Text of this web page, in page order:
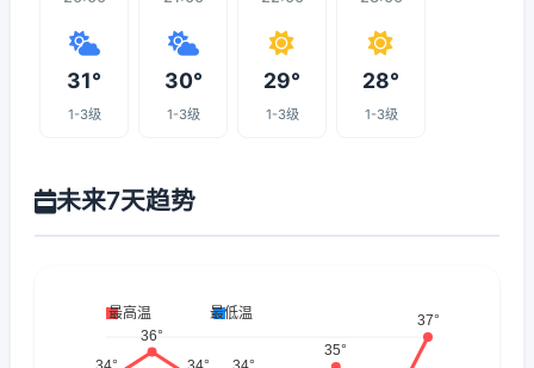
31°
1-3级
30°
1-3级
29°
1-3级
28°
1-3级
未来7天趋势